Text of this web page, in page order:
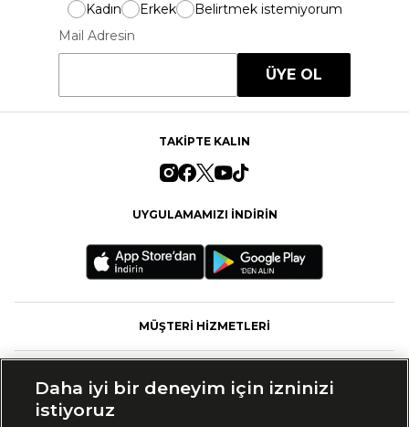
Kadın Erkek
Belirtmek istemiyorum
Mail Adresin
ÜYE OL
TAKİPTE KALIN
UYGULAMAMIZI İNDİRİN
MÜŞTERİ HİZMETLERİ
Daha iyi bir deneyim için izninizi
istiyoruz